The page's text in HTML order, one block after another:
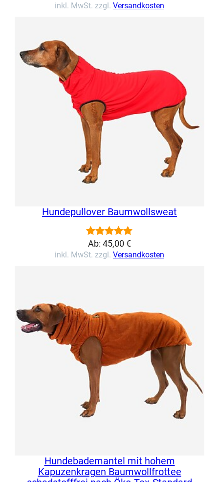
mit5.00
Kundenbewertung
inkl. MwSt. zzgl. Versandkosten
Hundepullover Baumwollsweat
Bewertet
mit5.00
6
Kundenbewertungen
Ab: 45,00 €
inkl. MwSt. zzgl. Versandkosten
Hundebademantel mit hohem
Kapuzenkragen Baumwollfrottee